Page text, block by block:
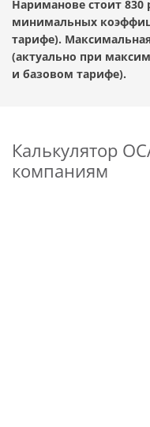
Нариманове стоит 830
минимальных
тарифе).
(актуально при
и базовом тарифе).
Калькулятор
компаниям